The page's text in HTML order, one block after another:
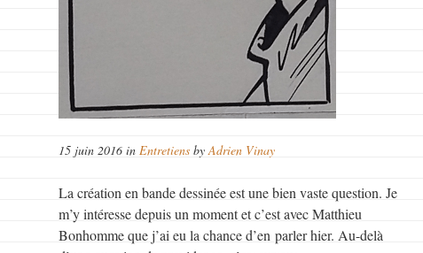
15 juin 2016 inEntretiens byAdrien Vinay
La création en bande dessinée est une bien vaste question. Je
m’y intéresse depuis un moment et c’est avec Matthieu
Bonhomme que j’ai eu la chance d’en parler hier. Au-delà